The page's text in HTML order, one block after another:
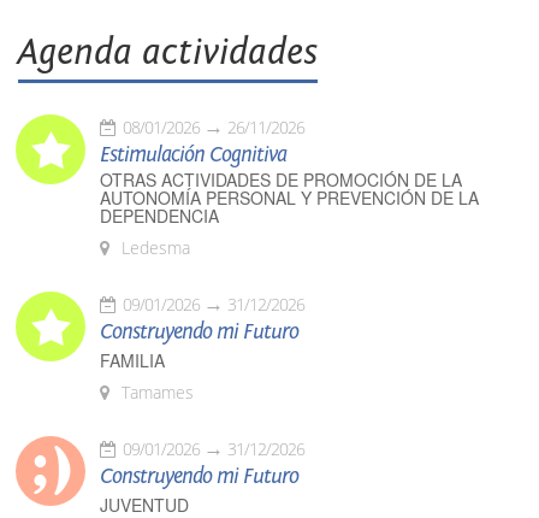
Agenda actividades
08/01/2026 26/11/2026
Estimulación Cognitiva
OTRAS ACTIVIDADES DE PROMOCIÓN DE LA
AUTONOMÍA PERSONAL Y PREVENCIÓN DE LA
DEPENDENCIA
Ledesma
09/01/2026 31/12/2026
Construyendo mi Futuro
FAMILIA
Tamames
09/01/2026 31/12/2026
Construyendo mi Futuro
JUVENTUD